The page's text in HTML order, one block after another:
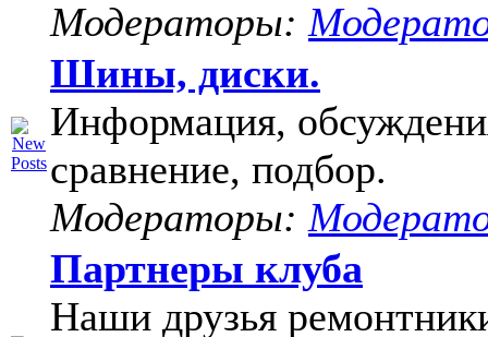
Модераторы:
Шины, диски.
Информация,
сравнение, подбор.
Модераторы:
Партнеры клуба
Наши друзья